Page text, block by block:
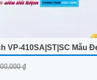
VP-410SA|ST|SC Mẫu
₫